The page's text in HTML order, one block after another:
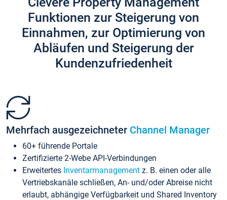
Funktionen zur Steigerung von
Einnahmen, zur Optimierung von
Abläufen und Steigerung der
Kundenzufriedenheit
Mehrfach ausgezeichneter Channel Manager
60+ führende Portale
Zertifizierte 2-Webe API-Verbindungen
Erweitertes Inventarmanagement z. B. einen oder alle
Vertriebskanäle schließen, An- und/oder Abreise nicht
erlaubt, abhängige Verfügbarkeit und Shared Inventory